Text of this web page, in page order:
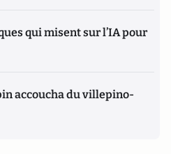
qui misent sur l’IA pour
accoucha du villepino-